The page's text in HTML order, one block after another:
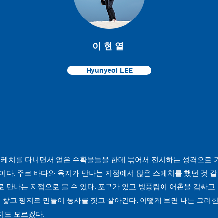
이 현 열
Hyunyeol LEE
치를 다니면서 얻은 수확물들을 한데 묶어서 전시하는 성격으로
다. 주로 바다와 육지가 만나는 지점에서 많은 스케치를 했던 것
만나는 지점으로 볼 수 있다. 포구가 있고 방풍림이 어촌을 감싸
고 평지로 만들어 농사를 짓고 살아간다. 어떻게 보면 나는 그러
도 모르겠다.